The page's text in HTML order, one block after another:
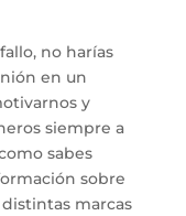
no harías
en un
y
siempre a
sabes
sobre
marcas